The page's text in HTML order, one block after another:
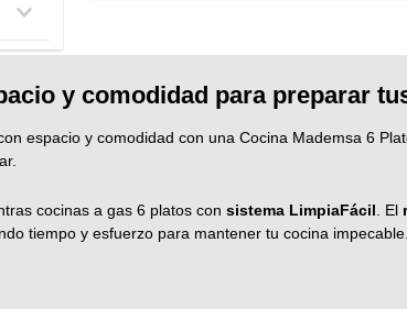
y comodidad para preparar
espacio y comodidad con una Cocina Mademsa 6
cocinas a gas 6 platos con sistema LimpiaFácil . El
tiempo y esfuerzo para mantener tu cocina impecable.